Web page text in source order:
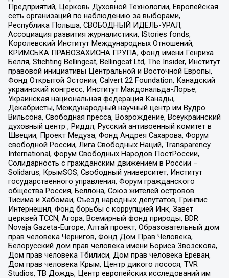
Предприятий, Церковь Духовной Технологии, Европейская
сеть организаций по наблюдению за выборами,
Республика Польша, СВОБОДНЫЙ ИДЕЛЬ-УРАЛ,
Ассоциация развития журналистики, IStories fonds,
Королевский Институт Международных Отношений,
КРИМСЬКА ПРАВОЗАХИСНА ГРУПА, Фонд имени Генриха
Бёлля, Stichting Bellingcat, Bellingcat Ltd, The Insider, Институт
правовой инициативы Центральной и Восточной Европы,
Фонд Открытой Эстонии, Calvert 22 Foundation, Канадский
украинский конгресс, Институт Макдональда-Лорье,
Украинская национальная федерация Канады,
Декабристы, Международный научный центр им Вудро
Вильсона, Свободная пресса, Возрождение, Всеукраинский
духовный центр , Риддл, Русский антивоенный комитет в
Швеции, Проект Медуза, Фонд Андрея Сахарова, Форум
свободной России, Лига Свободных Наций, Transparеncy
International, Форум Свободных Народов ПостРоссии,
Солидарность с гражданским движением в России –
Solidarus, КрымSOS, Свободный университет, Институт
государственного управления, Форум гражданского
общества Россия, Беллона, Союз жителей островов
Тисима и Хабомаи, Съезд народных депутатов, Гринпис
Интернешнл, Фонд борьбы с коррупцией Инк, Завет
церквей TCCN, Агора, Всемирный фонд природы, BDR
Novaja Gazeta-Europe, Алтай проект, Образовательный дом
прав человека Чернигов, Фонд Дом Прав Человека,
Белорусский дом прав человека имени Бориса Звозскова,
Дом прав человека Тбилиси, Дом прав человека Ереван,
Дом прав человека Крым, Центр дикого лосося, TVR
Studios, ТВ Дождь, Центр европейских исследований им